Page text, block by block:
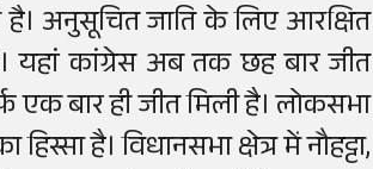
है। अनुसूचित जाति के लिए आरक्षित
यहां कांग्रेस अब तक छह बार जीत
बार ही जीत मिली है। लोकसभा
है। विधानसभा क्षेत्र में नौहट्टा,